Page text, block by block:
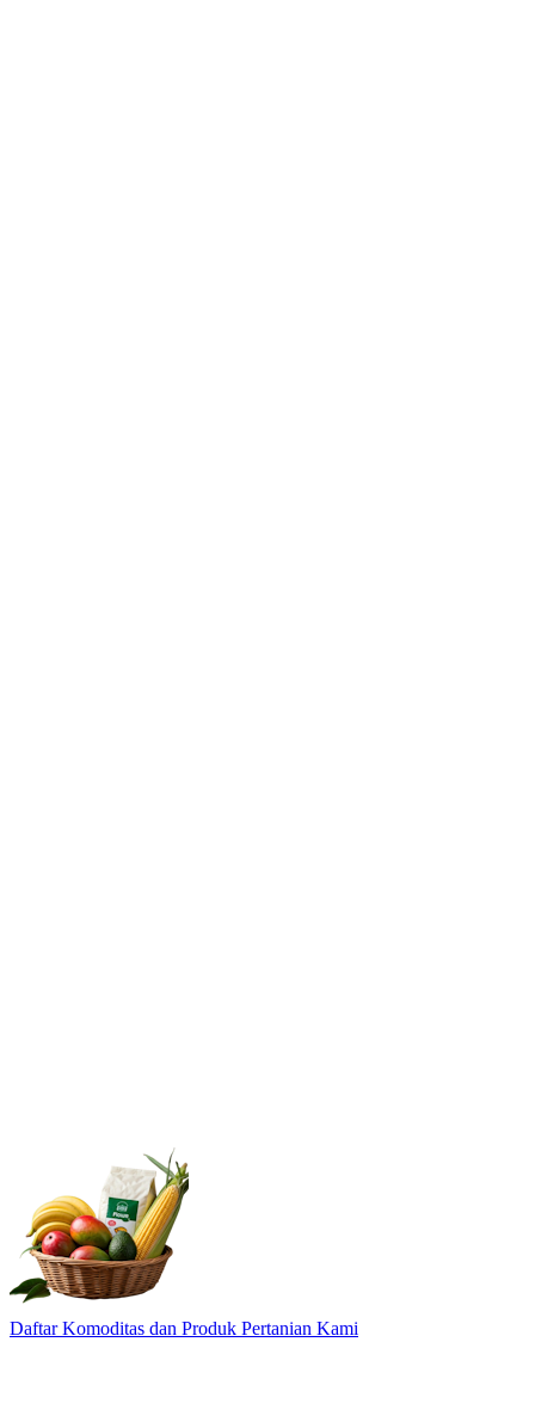
Daftar Komoditas dan Produk Pertanian Kami